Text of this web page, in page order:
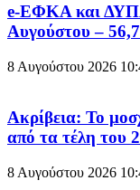
e-ΕΦΚΑ και
Αυγούστου –
8 Αυγούστου 2026
Ακρίβεια: Το
από τα τέλη του
8 Αυγούστου 2026